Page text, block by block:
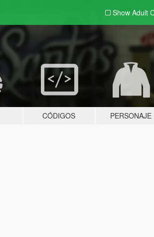
Show Adult
CÓDIGOS PERSONAJE